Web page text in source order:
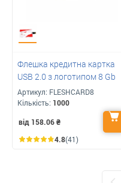
Флешка кредитна картка
USB 2.0 з логотипом 8 Gb
Артикул: FLESHCARD8
Кількість: 1000
від 158.06₴
4.8(41)